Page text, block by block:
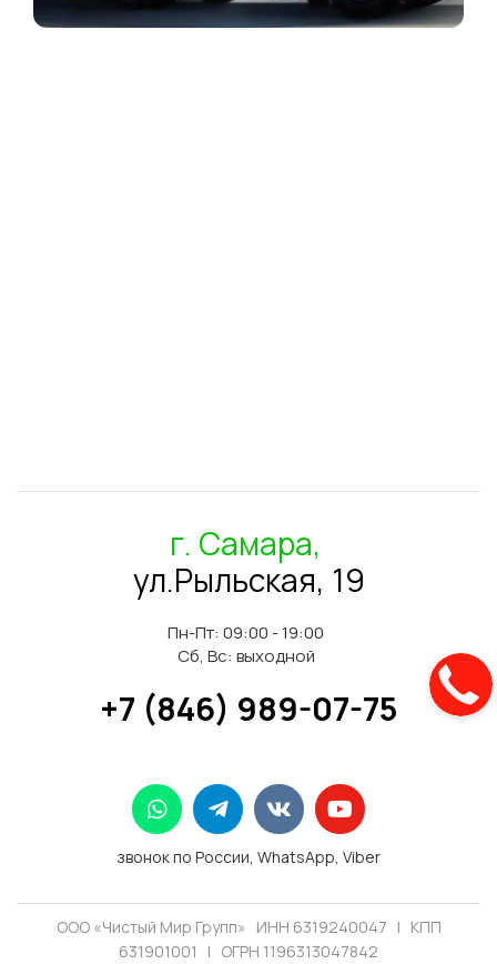
г. Самара,
ул.Рыльская, 19
Пн-Пт: 09:00 - 19:00
Сб, Вс: выходной
+7 (846) 989-07-75
звонок по России, WhatsApp, Viber
ООО «Чистый Мир Групп» ИНН 6319240047 | КПП
631901001 | ОГРН 1196313047842